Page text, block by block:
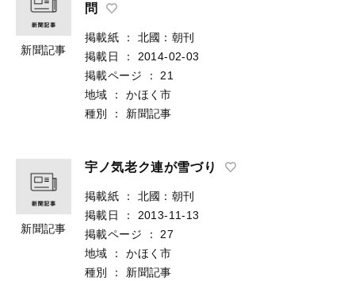
新聞記事
問
掲載紙 ：
北國：朝刊
掲載日
：
2014-02-03
掲載ページ
：
21
地域
：
かほく市
種別
： 新聞記事
新聞記事
宇ノ気老ク連が雪づり
掲載紙 ：
北國：朝刊
掲載日
：
2013-11-13
掲載ページ
：
27
地域
：
かほく市
種別
： 新聞記事